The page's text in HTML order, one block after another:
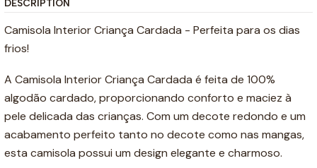
DESCRIPTION
Camisola Interior Criança Cardada - Perfeita para os dias
frios!
A Camisola Interior Criança Cardada é feita de 100%
algodão cardado, proporcionando conforto e maciez à
pele delicada das crianças. Com um decote redondo e um
acabamento perfeito tanto no decote como nas mangas,
esta camisola possui um design elegante e charmoso.